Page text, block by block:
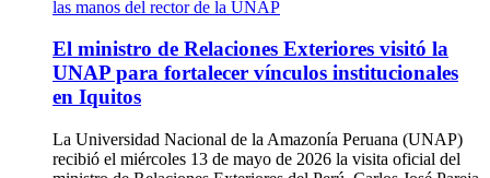
El ministro de Relaciones Exteriores visitó la
UNAP para fortalecer vínculos institucionales
en Iquitos
La Universidad Nacional de la Amazonía Peruana (UNAP)
recibió el miércoles 13 de mayo de 2026 la visita oficial del